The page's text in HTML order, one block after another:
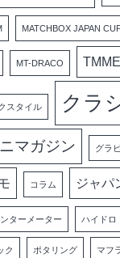
MATCHBOX JAPAN
MT-DRACO TMME
スタイル クラ
マガジン グラ
コラム ジャパ
ターメーター ハイドロ
ク ポタリング マフ